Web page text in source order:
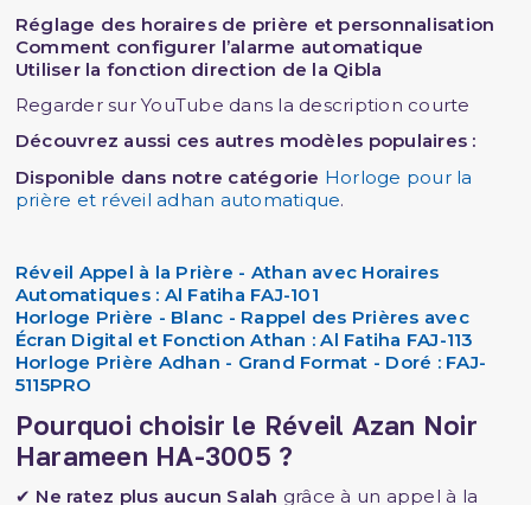
Réglage des horaires de prière et personnalisation
Comment configurer l’alarme automatique
Utiliser la fonction direction de la Qibla
Regarder sur YouTube dans la description courte
Découvrez aussi ces autres modèles populaires :
Disponible dans notre catégorie Horloge pour la
prière et réveil adhan automatique.
Réveil Appel à la Prière - Athan avec Horaires
Automatiques : Al Fatiha FAJ-101
Horloge Prière - Blanc - Rappel des Prières avec
Écran Digital et Fonction Athan : Al Fatiha FAJ-113
Horloge Prière Adhan - Grand Format - Doré : FAJ-
5115PRO
Pourquoi choisir le Réveil Azan Noir
Harameen HA-3005 ?
✔ Ne ratez plus aucun Salah grâce à un appel à la